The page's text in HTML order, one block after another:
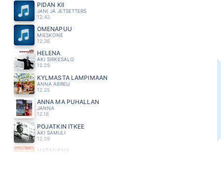
PIDÄN KII
JANI JA JETSETTERS
12.42
OMENAPUU
MIESKONE
12.36
HELENA
AKI SIRKESALO
12.29
KYLMÄSTÄ LÄMPIMÄÄN
ANNA ABREU
12.25
ANNA MA PUHALLAN
JANNA
12.18
POJATKIN ITKEE
AKI SAMULI
12.09
HAFANANA